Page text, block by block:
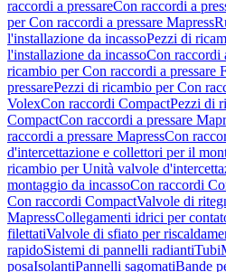
raccordi a pressareCon raccordi a
per Con raccordi a pressare Mapress
l'installazione da incassoPezzi di
l'installazione da incassoCon raccordi
ricambio per Con raccordi a pressare
pressarePezzi di ricambio per Con
VolexCon raccordi CompactPezzi di
CompactCon raccordi a pressare
raccordi a pressare MapressCon
d'intercettazione e collettori per il
ricambio per Unità valvole
montaggio da incassoCon raccordi
Con raccordi CompactValvole di
MapressCollegamenti idrici per
filettatiValvole di sfiato per
rapidoSistemi di pannelli radiantiTubi
posaIsolantiPannelli sagomatiBande